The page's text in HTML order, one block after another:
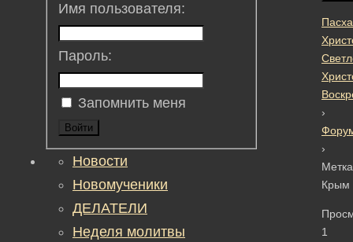
Пасха
›
›
Крым
1
Имя пользователя:
Пароль:
Запомнить меня
Войти
Новости
Новомученики
ДЕЛАТЕЛИ
Неделя молитвы